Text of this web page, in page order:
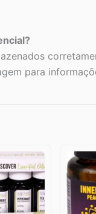
para